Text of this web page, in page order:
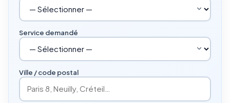
Service demandé
Ville / code postal